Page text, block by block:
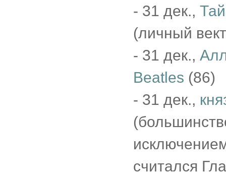
- 31 дек.,
(личный
- 31 дек.,
Beatles (86)
- 31 дек.,
считался